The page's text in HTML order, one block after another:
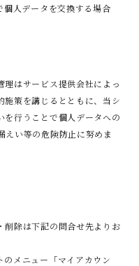
個人データを交換する場合
理はサービス提供会社によっ
施策を講じるとともに、当シ
を行うことで個人データへの
えい等の危険防止に努めま
削除は下記の問合せ先よりお
のメニュー「マイアカウン